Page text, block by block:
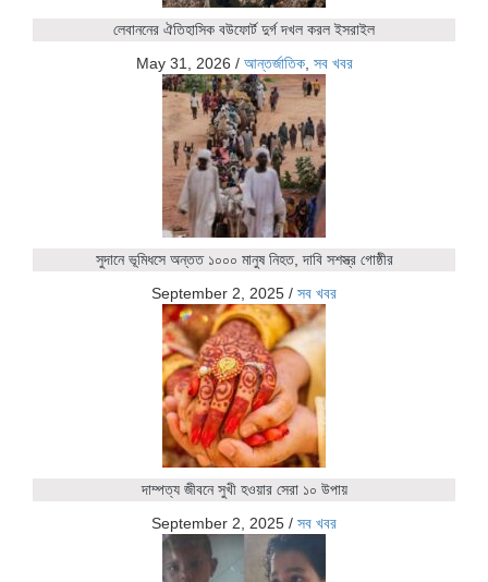
লেবাননের ঐতিহাসিক বউফোর্ট দুর্গ দখল করল ইসরাইল
May 31, 2026 / আন্তর্জাতিক, সব খবর
সুদানে ভূমিধসে অন্তত ১০০০ মানুষ নিহত, দাবি সশস্ত্র গোষ্ঠীর
September 2, 2025 / সব খবর
দাম্পত্য জীবনে সুখী হওয়ার সেরা ১০ উপায়
September 2, 2025 / সব খবর